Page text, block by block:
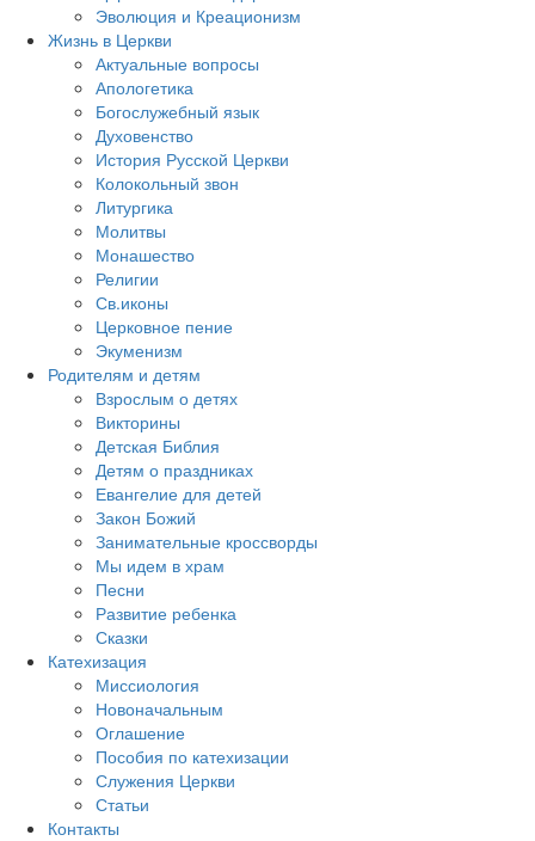
Эволюция и Креационизм
Жизнь в Церкви
Актуальные вопросы
Апологетика
Богослужебный язык
Духовенство
История Русской Церкви
Колокольный звон
Литургика
Молитвы
Монашество
Религии
Св.иконы
Церковное пение
Экуменизм
Родителям и детям
Взрослым о детях
Викторины
Детская Библия
Детям о праздниках
Евангелие для детей
Закон Божий
Занимательные кроссворды
Мы идем в храм
Песни
Развитие ребенка
Сказки
Катехизация
Миссиология
Новоначальным
Оглашение
Пособия по катехизации
Служения Церкви
Статьи
Контакты